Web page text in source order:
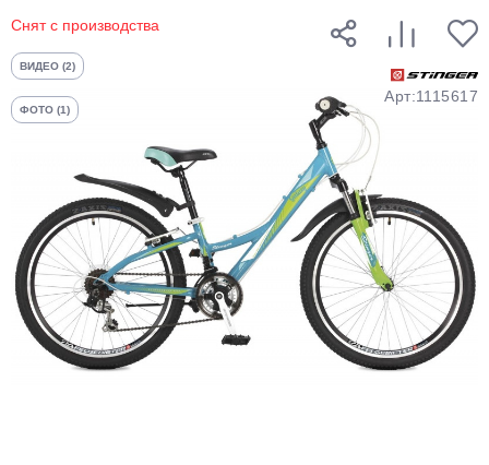
Снят с производства
ВИДЕО (2)
ФОТО (1)
Арт:1115617
График платежей
Добавляйте товары
в корзину
Оплачивайте сегодня только